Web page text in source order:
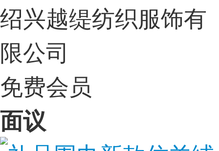
绍兴越缇纺织服饰有
限公司
免费会员
面议